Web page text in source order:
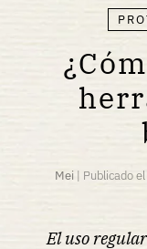
Mei | Publicado el
El uso